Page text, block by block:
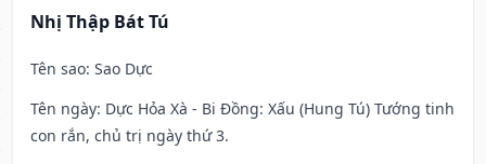
Nhị Thập Bát Tú
Tên sao: Sao Dực
Tên ngày: Dực Hỏa Xà - Bi Đồng: Xấu (Hung Tú) Tướng tinh
con rắn, chủ trị ngày thứ 3.